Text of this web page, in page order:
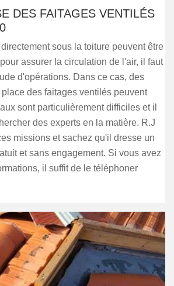
DES FAITAGES VENTILÉS
sous la toiture peuvent être
assurer la circulation de l'air, il faut
d'opérations. Dans ce cas, des
des faitages ventilés peuvent
sont particulièrement difficiles et il
des experts en la matière. R.J
missions et sachez qu'il dresse un
et sans engagement. Si vous avez
il suffit de le téléphoner